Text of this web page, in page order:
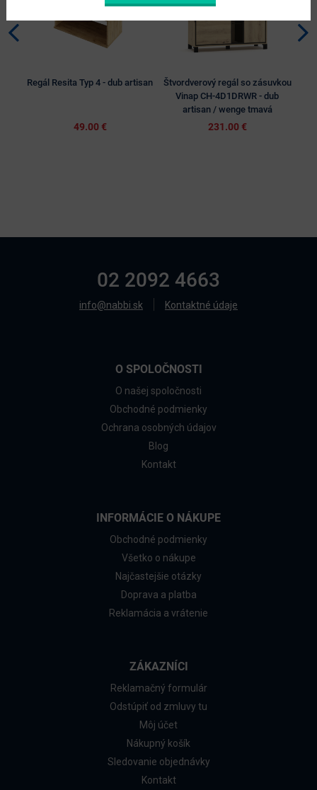
Regál Resita Typ 4 - dub artisan
49.00 €
Štvordverový regál so zásuvkou
Vinap CH-4D1DRWR - dub
artisan / wenge tmavá
231.00 €
02 2092 4663
info@nabbi.sk Kontaktné údaje
O SPOLOČNOSTI
O našej spoločnosti
Obchodné podmienky
Ochrana osobných údajov
Blog
Kontakt
INFORMÁCIE O NÁKUPE
Obchodné podmienky
Všetko o nákupe
Najčastejšie otázky
Doprava a platba
Reklamácia a vrátenie
ZÁKAZNÍCI
Reklamačný formulár
Odstúpiť od zmluvy tu
Môj účet
Nákupný košík
Sledovanie objednávky
Kontakt